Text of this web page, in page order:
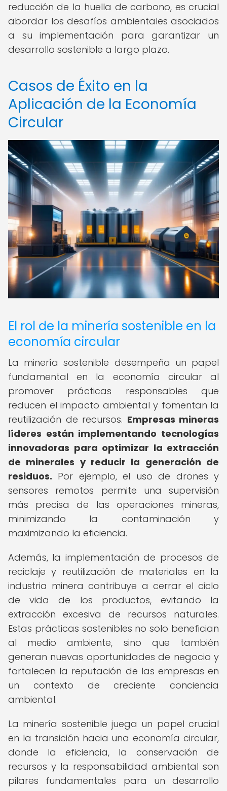
reducción de la huella de carbono, es crucial
abordar los desafíos ambientales asociados
a su implementación para garantizar un
desarrollo sostenible a largo plazo.
Casos de Éxito en la
Aplicación de la Economía
Circular
El rol de la minería sostenible en la
economía circular
La minería sostenible desempeña un papel
fundamental en la economía circular al
promover prácticas responsables que
reducen el impacto ambiental y fomentan la
reutilización de recursos. Empresas mineras
líderes están implementando tecnologías
innovadoras para optimizar la extracción
de minerales y reducir la generación de
residuos. Por ejemplo, el uso de drones y
sensores remotos permite una supervisión
más precisa de las operaciones mineras,
minimizando la contaminación y
maximizando la eficiencia.
Además, la implementación de procesos de
reciclaje y reutilización de materiales en la
industria minera contribuye a cerrar el ciclo
de vida de los productos, evitando la
extracción excesiva de recursos naturales.
Estas prácticas sostenibles no solo benefician
al medio ambiente, sino que también
generan nuevas oportunidades de negocio y
fortalecen la reputación de las empresas en
un contexto de creciente conciencia
ambiental.
La minería sostenible juega un papel crucial
en la transición hacia una economía circular,
donde la eficiencia, la conservación de
recursos y la responsabilidad ambiental son
pilares fundamentales para un desarrollo